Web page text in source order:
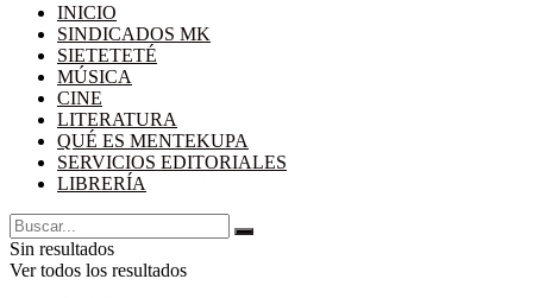
INICIO
SINDICADOS MK
SIETETETÉ
MÚSICA
CINE
LITERATURA
QUÉ ES MENTEKUPA
SERVICIOS EDITORIALES
LIBRERÍA
Sin resultados
Ver todos los resultados